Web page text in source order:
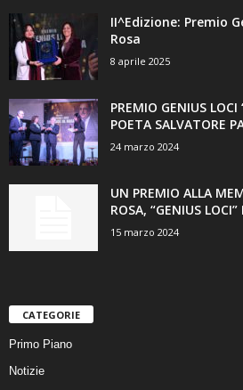
II^Edizione: Premio
Rosa
8 aprile 2025
PREMIO GENIUS
POETA SALVATORE
24 marzo 2024
UN PREMIO ALLA
ROSA, “GENIUS LOCI”
15 marzo 2024
CATEGORIE
Primo Piano
Notizie